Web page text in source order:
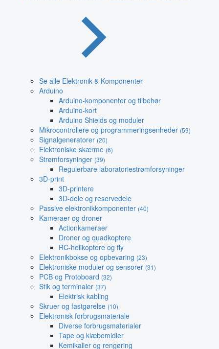
Se alle Elektronik & Komponenter
Arduino
Arduino-komponenter og tilbehør
Arduino-kort
Arduino Shields og moduler
Mikrocontrollere og programmeringsenheder (59)
Signalgeneratorer (20)
Elektroniske skærme (6)
Strømforsyninger (39)
Regulerbare laboratoriestrømforsyninger
3D-print
3D-printere
3D-dele og reservedele
Passive elektronikkomponenter (40)
Kameraer og droner
Actionkameraer
Droner og quadkoptere
RC-helikoptere og fly
Elektronikbokse og opbevaring (23)
Elektroniske moduler og sensorer (31)
PCB og Protoboard (32)
Stik og terminaler (37)
Elektrisk kabling
Skruer og fastgørelse (10)
Elektronisk forbrugsmateriale
Diverse forbrugsmaterialer
Tape og klæbemidler
Kemikalier og rengøring